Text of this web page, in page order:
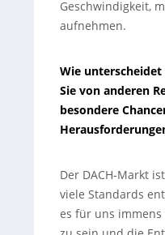
Geschwindigkeit,
aufnehmen.
Wie
Sie von anderen
besondere
Der DACH-Markt
viele Standards
es für uns